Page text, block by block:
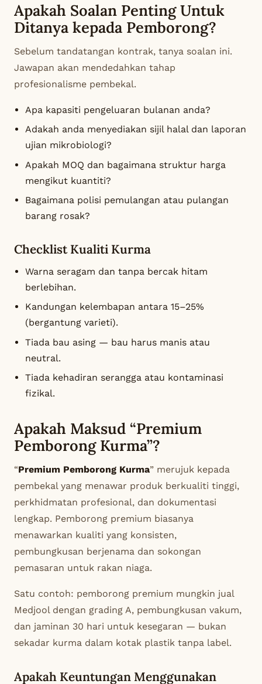
Apakah Soalan Penting Untuk
Ditanya kepada Pemborong?
Sebelum tandatangan kontrak, tanya soalan ini.
Jawapan akan mendedahkan tahap
profesionalisme pembekal.
Apa kapasiti pengeluaran bulanan anda?
Adakah anda menyediakan sijil halal dan laporan
ujian mikrobiologi?
Apakah MOQ dan bagaimana struktur harga
mengikut kuantiti?
Bagaimana polisi pemulangan atau pulangan
barang rosak?
Checklist Kualiti Kurma
Warna seragam dan tanpa bercak hitam
berlebihan.
Kandungan kelembapan antara 15–25%
(bergantung varieti).
Tiada bau asing — bau harus manis atau
neutral.
Tiada kehadiran serangga atau kontaminasi
fizikal.
Apakah Maksud “Premium
Pemborong Kurma”?
“Premium Pemborong Kurma” merujuk kepada
pembekal yang menawar produk berkualiti tinggi,
perkhidmatan profesional, dan dokumentasi
lengkap. Pemborong premium biasanya
menawarkan kualiti yang konsisten,
pembungkusan berjenama dan sokongan
pemasaran untuk rakan niaga.
Satu contoh: pemborong premium mungkin jual
Medjool dengan grading A, pembungkusan vakum,
dan jaminan 30 hari untuk kesegaran — bukan
sekadar kurma dalam kotak plastik tanpa label.
Apakah Keuntungan Menggunakan